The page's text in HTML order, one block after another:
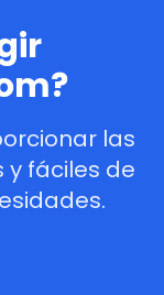
las
fáciles de